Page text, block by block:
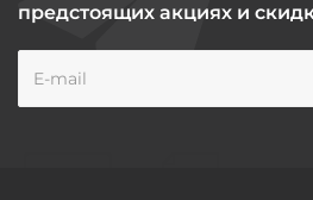
предстоящих акциях и